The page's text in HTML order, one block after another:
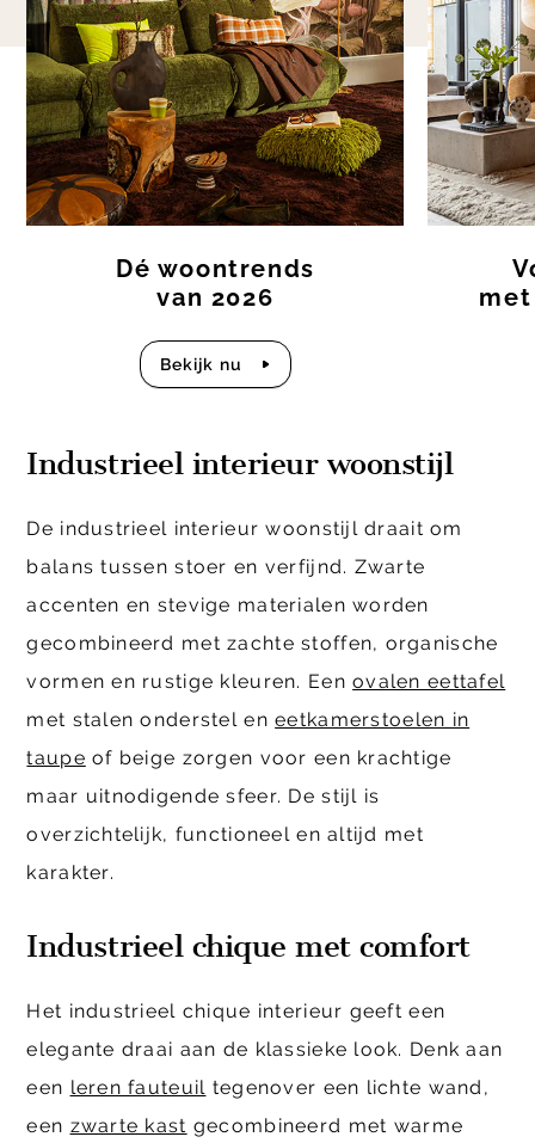
Dé woontrends
van 2026
Bekijk nu
of
4
Industrieel interieur woonstijl
De industrieel interieur woonstijl draait om
balans tussen stoer en verfijnd. Zwarte
accenten en stevige materialen worden
gecombineerd met zachte stoffen, organische
vormen en rustige kleuren. Eenovalen eettafel
met stalen onderstel eneetkamerstoelen in
taupe of beige zorgen voor een krachtige
maar uitnodigende sfeer. De stijl is
overzichtelijk, functioneel en altijd met
karakter.
Industrieel chique met comfort
Het industrieel chique interieur geeft een
elegante draai aan de klassieke look. Denk aan
een leren fauteuil tegenover een lichte wand,
een zwarte kast gecombineerd met warme